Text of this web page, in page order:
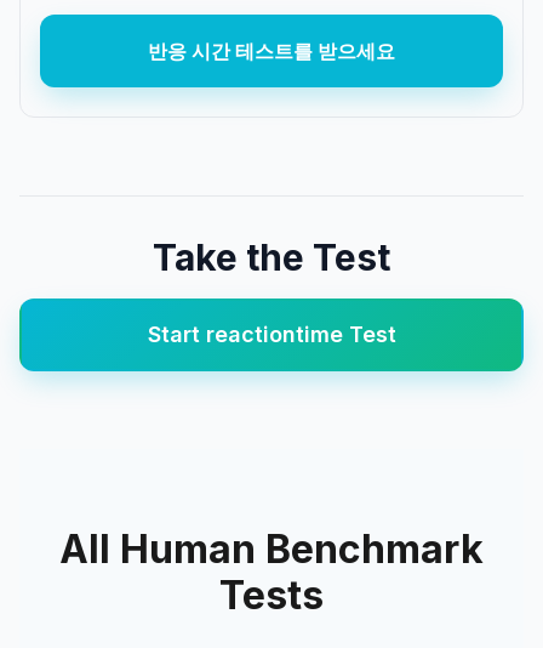
반응 시간 테스트를 받으세요
Take the Test
Start reactiontimeTest
All Human Benchmark
Tests